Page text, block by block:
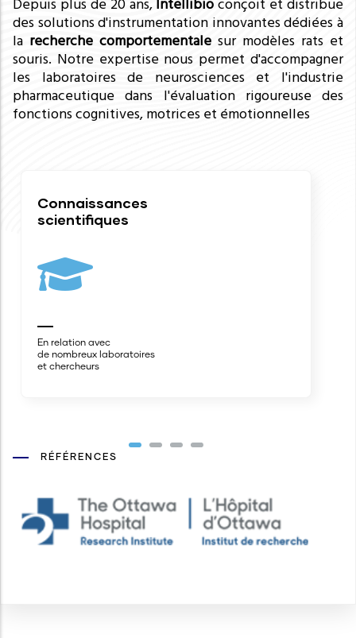
Depuis plus de 20 ans,Intellibioconçoit et distribue
des solutions d'instrumentation innovantes dédiées à
la recherche comportementale sur modèles rats et
souris. Notre expertise nous permet d'accompagner
les laboratoires de neurosciences et l'industrie
pharmaceutique dans l'évaluation rigoureuse des
fonctions cognitives, motrices et émotionnelles
Connaissances
scientifiques
En relation avec
de nombreux laboratoires
et chercheurs
RÉFÉRENCES